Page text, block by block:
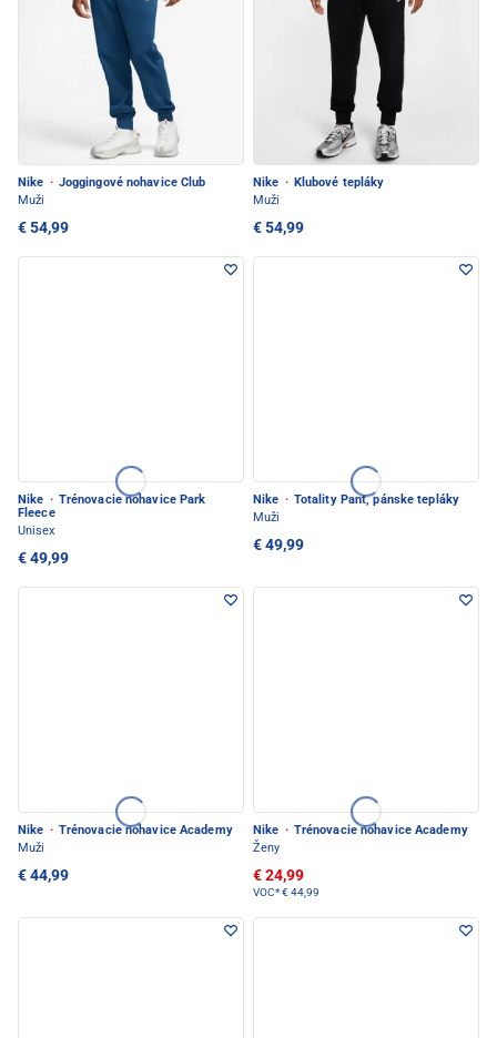
Nike · Joggingové nohavice Club
Muži
€ 54,99
Nike · Klubové tepláky
Muži
€ 54,99
Nike · Trénovacie nohavice Park
Fleece
Unisex
€ 49,99
Nike · Totality Pant, pánske tepláky
Muži
€ 49,99
Nike · Trénovacie nohavice Academy
Muži
€ 44,99
Nike · Trénovacie nohavice Academy
Ženy
€ 24,99
VOC*€ 44,99